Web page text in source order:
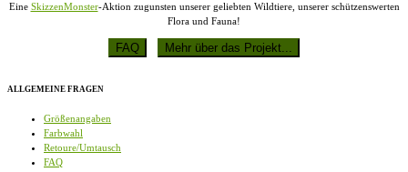
Eine SkizzenMonster-Aktion zugunsten unserer geliebten Wildtiere, unserer schützenswerten
Flora und Fauna!
ALLGEMEINE FRAGEN
Größenangaben
Farbwahl
Retoure/Umtausch
FAQ